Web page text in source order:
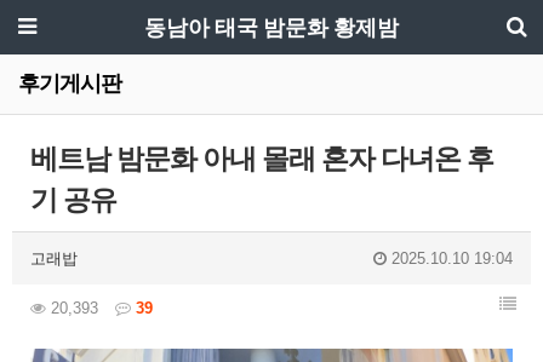
동남아 태국 밤문화 황제밤
후기게시판
베트남 밤문화 아내 몰래 혼자 다녀온 후
기 공유
고래밥 2025.10.10 19:04
20,393 39